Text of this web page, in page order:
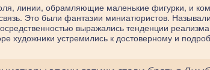
линии, обрамляющие маленькие фигурки, и
Это были фантазии миниатюристов.
выражались тенденции
художники устремились к достоверному и